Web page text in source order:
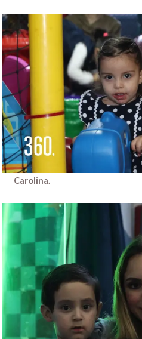
Carolina.